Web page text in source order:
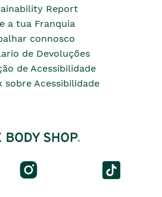
Report
a tua Franquia
connosco
de Devoluções
de Acessibilidade
sobre Acessibilidade